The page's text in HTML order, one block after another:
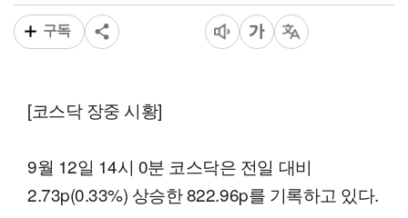
구독
[코스닥 장중 시황]
9월 12일 14시 0분 코스닥은 전일 대비
2.73p(0.33%) 상승한 822.96p를 기록하고 있다.